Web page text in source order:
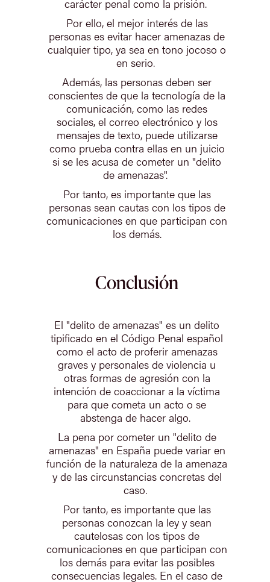
carácter penal como la prisión.
Por ello, el mejor interés de las
personas es evitar hacer amenazas de
cualquier tipo, ya sea en tono jocoso o
en serio.
Además, las personas deben ser
conscientes de que la tecnología de la
comunicación, como las redes
sociales, el correo electrónico y los
mensajes de texto, puede utilizarse
como prueba contra ellas en un juicio
si se les acusa de cometer un "delito
de amenazas".
Por tanto, es importante que las
personas sean cautas con los tipos de
comunicaciones en que participan con
los demás.
Conclusión
El "delito de amenazas" es un delito
tipificado en el Código Penal español
como el acto de proferir amenazas
graves y personales de violencia u
otras formas de agresión con la
intención de coaccionar a la víctima
para que cometa un acto o se
abstenga de hacer algo.
La pena por cometer un "delito de
amenazas" en España puede variar en
función de la naturaleza de la amenaza
y de las circunstancias concretas del
caso.
Por tanto, es importante que las
personas conozcan la ley y sean
cautelosas con los tipos de
comunicaciones en que participan con
los demás para evitar las posibles
consecuencias legales. En el caso de